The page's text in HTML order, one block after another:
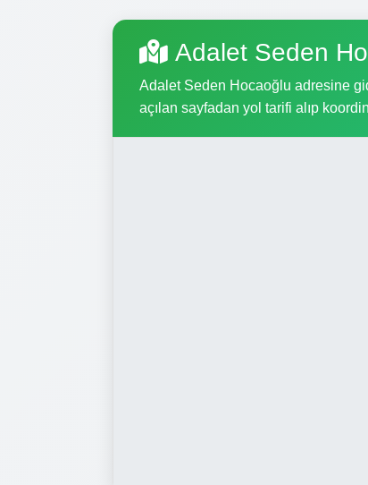
Adalet Seden
Adalet Seden Hocaoğlu adresine
açılan sayfadan yol tarifi alıp